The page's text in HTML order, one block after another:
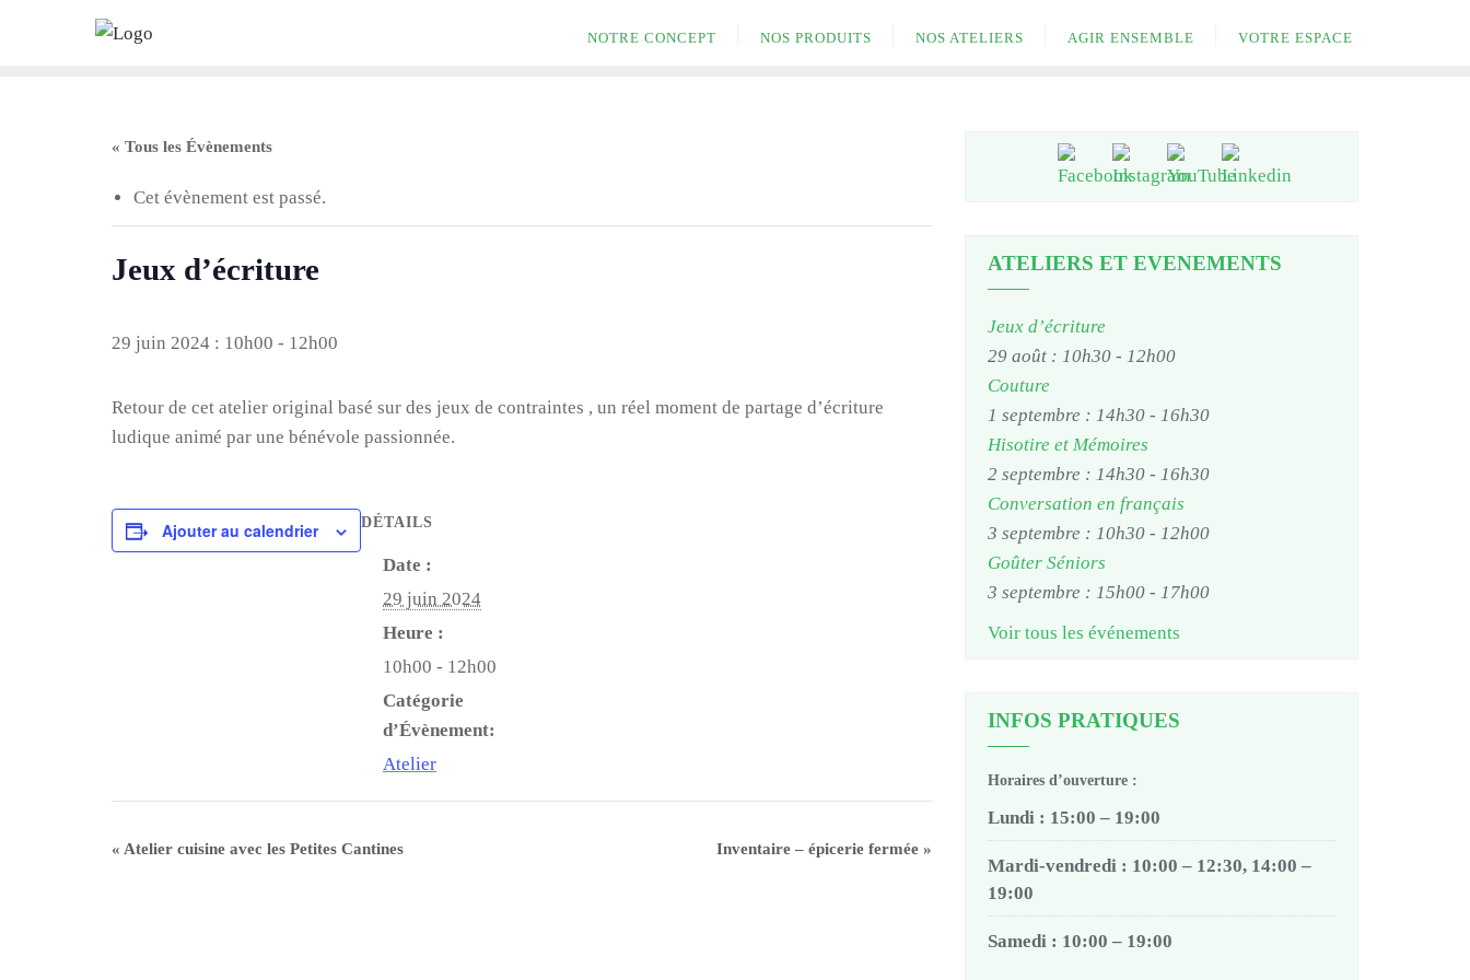
NOTRE CONCEPT NOS PRODUITS NOS ATELIERS AGIR ENSEMBLE VOTRE ESPACE
« Tous les Évènements
Cet évènement est passé.
Jeux d’écriture
29 juin 2024 : 10h00 - 12h00
Retour de cet atelier original basé sur des jeux de contraintes , un réel moment de partage d’écriture
ludique animé par une bénévole passionnée.
Ajouter au calendrier DÉTAILS
Date :
29 juin 2024
Heure :
10h00 - 12h00
Catégorie
d’Évènement:
Atelier
« Atelier cuisine avec les Petites Cantines Inventaire – épicerie fermée »
ATELIERS ET EVENEMENTS
Jeux d’écriture
29 août : 10h30 - 12h00
Couture
1 septembre : 14h30 - 16h30
Hisotire et Mémoires
2 septembre : 14h30 - 16h30
Conversation en français
3 septembre : 10h30 - 12h00
Goûter Séniors
3 septembre : 15h00 - 17h00
Voir tous les événements
INFOS PRATIQUES
Horaires d’ouverture :
Lundi : 15:00 – 19:00
Mardi-vendredi : 10:00 – 12:30, 14:00 –
19:00
Samedi : 10:00 – 19:00